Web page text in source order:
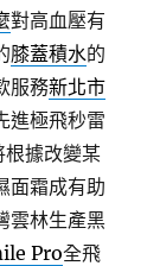
對高血壓有
膝蓋積水的
服務新北市
進極飛秒雷
根據改變某
面霜成有助
雲林生產黑
Pro全飛